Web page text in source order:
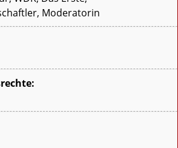
Moderatorin